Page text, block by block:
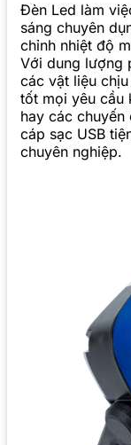
Đèn Led làm
sáng chuyên
chỉnh nhiệt độ
Với dung lượng
các vật liệu
tốt mọi yêu cầu
hay các chuyến
cáp sạc USB
chuyên nghiệp.